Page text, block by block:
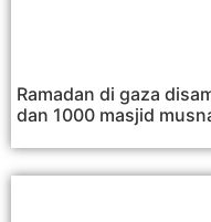
Ramadan di gaza
dan 1000 masjid